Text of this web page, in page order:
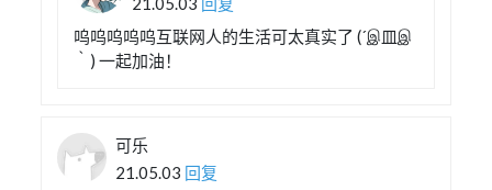
呜呜呜呜呜互联网人的生活可太真实了 (´இ皿இ
｀) 一起加油！
可乐
21.05.03 回复